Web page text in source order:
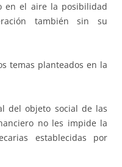
en el aire la posibilidad
también sin su
temas planteados en la
objeto social de las
no les impide la
establecidas por